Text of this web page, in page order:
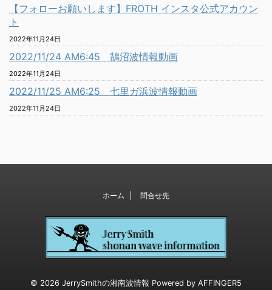
【フォローお願いします】FROTH インスタ公式アカウン
ト
2022年11月24日
2022/11/24 AM6:45 鵠沼波情報動画
2022年11月24日
2022/11/25 AM6:25 七里ガ浜波情報動画
2022年11月24日
ホーム 問合せ先
© 2026 JerrySmithの湘南波情報 Powered by AFFINGER5